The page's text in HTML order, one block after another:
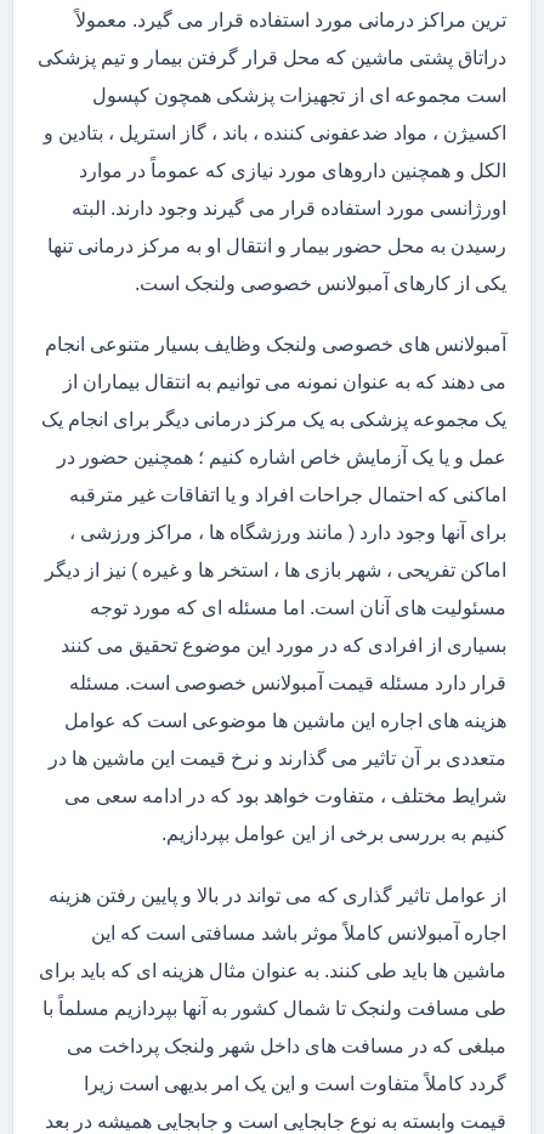
ترین مراکز درمانی مورد استفاده قرار می گیرد. معمولاً
دراتاق پشتی ماشین که محل قرار گرفتن بیمار و تیم پزشکی
است مجموعه ای از تجهیزات پزشکی همچون کپسول
اکسیژن ، مواد ضدعفونی کننده ، باند ، گاز استریل ، بتادین و
الکل و همچنین داروهای مورد نیازی که عموماً در موارد
اورژانسی مورد استفاده قرار می گیرند وجود دارند. البته
رسیدن به محل حضور بیمار و انتقال او به مرکز درمانی تنها
یکی از کارهای آمبولانس خصوصی ولنجک است.
آمبولانس های خصوصی ولنجک وظایف بسیار متنوعی انجام
می دهند که به عنوان نمونه می توانیم به انتقال بیماران از
یک مجموعه پزشکی به یک مرکز درمانی دیگر برای انجام یک
عمل و یا یک آزمایش خاص اشاره کنیم ؛ همچنین حضور در
اماکنی که احتمال جراحات افراد و یا اتفاقات غیر مترقبه
برای آنها وجود دارد ( مانند ورزشگاه ها ، مراکز ورزشی ،
اماکن تفریحی ، شهر بازی ها ، استخر ها و غیره ) نیز از دیگر
مسئولیت های آنان است. اما مسئله ای که مورد توجه
بسیاری از افرادی که در مورد این موضوع تحقیق می کنند
قرار دارد مسئله قیمت آمبولانس خصوصی است. مسئله
هزینه های اجاره این ماشین ها موضوعی است که عوامل
متعددی بر آن تاثیر می گذارند و نرخ قیمت این ماشین ها در
شرایط مختلف ، متفاوت خواهد بود که در ادامه سعی می
کنیم به بررسی برخی از این عوامل بپردازیم.
از عوامل تاثیر گذاری که می تواند در بالا و پایین رفتن هزینه
اجاره آمبولانس کاملاً موثر باشد مسافتی است که این
ماشین ها باید طی کنند. به عنوان مثال هزینه ای که باید برای
طی مسافت ولنجک تا شمال کشور به آنها بپردازیم مسلماً با
مبلغی که در مسافت های داخل شهر ولنجک پرداخت می
گردد کاملاً متفاوت است و این یک امر بدیهی است زیرا
قیمت وابسته به نوع جابجایی است و جابجایی همیشه در بعد